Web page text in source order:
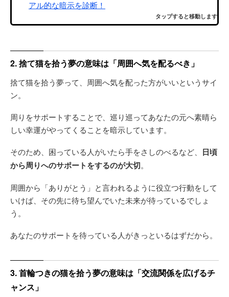
アル的な暗示を診断！
タップすると移動します
2. 捨て猫を拾う夢の意味は「周囲へ気を配るべき」
捨て猫を拾う夢って、周囲へ気を配った方がいいというサイ
ン。
周りをサポートすることで、巡り巡ってあなたの元へ素晴ら
しい幸運がやってくることを暗示しています。
そのため、困っている人がいたら手をさしのべるなど、 日頃
から周りへのサポートをするのが大切。
周囲から「ありがとう」と言われるように役立つ行動をして
いけば、その先に待ち望んでいた未来が待っているでしょ
う。
あなたのサポートを待っている人がきっといるはずだから。
3. 首輪つきの猫を拾う夢の意味は「交流関係を広げるチ
ャンス」